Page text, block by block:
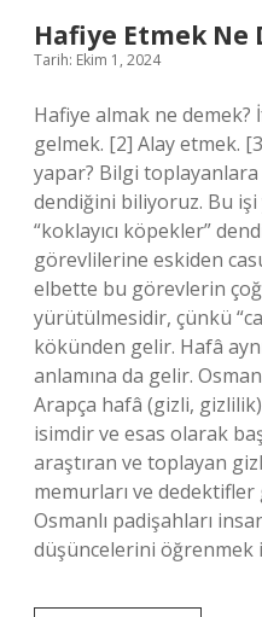
Hafiye Etmek Ne
Tarih: Ekim 1, 2024
Hafiye almak ne demek?
gelmek. [2] Alay etmek.
yapar? Bilgi
dendiğini biliyoruz. Bu
“koklayıcı köpekler”
görevlilerine eskiden
elbette bu görevlerin
yürütülmesidir, çünkü
kökünden gelir. Hafâ
anlamına da gelir.
Arapça hafâ (gizli,
isimdir ve esas olarak
araştıran ve toplayan
memurları ve
Osmanlı padişahları
düşüncelerini öğrenmek